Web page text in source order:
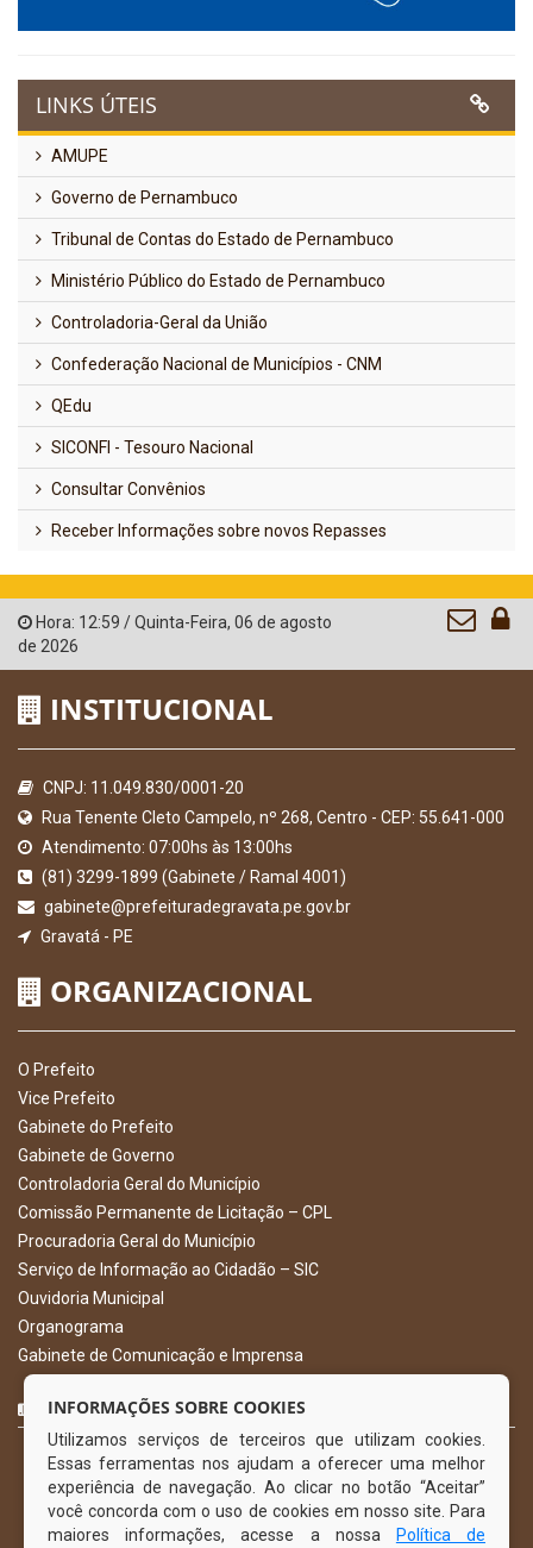
LINKS ÚTEIS
AMUPE
Governo de Pernambuco
Tribunal de Contas do Estado de Pernambuco
Ministério Público do Estado de Pernambuco
Controladoria-Geral da União
Confederação Nacional de Municípios - CNM
QEdu
SICONFI - Tesouro Nacional
Consultar Convênios
Receber Informações sobre novos Repasses
Hora: 12:59 /Quinta-Feira, 06 de agosto
de 2026
INSTITUCIONAL
CNPJ: 11.049.830/0001-20
Rua Tenente Cleto Campelo, nº 268, Centro - CEP: 55.641-000
Atendimento: 07:00hs às 13:00hs
(81) 3299-1899 (Gabinete / Ramal 4001)
gabinete@prefeituradegravata.pe.gov.br
Gravatá - PE
ORGANIZACIONAL
O Prefeito
Vice Prefeito
Gabinete do Prefeito
Gabinete de Governo
Controladoria Geral do Município
Comissão Permanente de Licitação – CPL
Procuradoria Geral do Município
Serviço de Informação ao Cidadão – SIC
Ouvidoria Municipal
Organograma
Gabinete de Comunicação e Imprensa
CURTA NOSSA FAN PAGE
INFORMAÇÕES SOBRE COOKIES
Utilizamos serviços de terceiros que utilizam cookies.
Essas ferramentas nos ajudam a oferecer uma melhor
experiência de navegação. Ao clicar no botão “Aceitar”
você concorda com o uso de cookies em nosso site. Para
maiores informações, acesse a nossa
Política de